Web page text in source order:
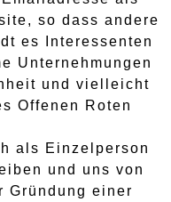
so dass andere
es Interessenten
Unternehmungen
und vielleicht
Offenen Roten
als Einzelperson
und uns von
Gründung einer